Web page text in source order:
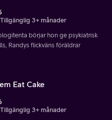
Tillgänglig 3+ månader
börjar hon ge psykiatrisk
Randys flickväns föräldrar
Eat Cake
Tillgänglig 3+ månader